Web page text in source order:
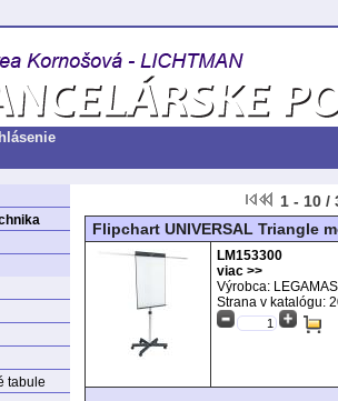
tabule
1 - 10 /
Flipchart UNIVERSAL Triangle
LM153300
viac >>
Výrobca:
Strana v katalógu: